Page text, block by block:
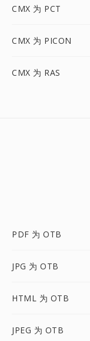
CMX 为 PCT
CMX 为 PICON
CMX 为 RAS
PDF 为 OTB
JPG 为 OTB
HTML 为 OTB
JPEG 为 OTB